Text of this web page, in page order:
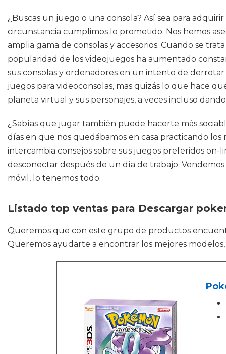
¿Buscas un juego o una consola? Así sea para
circunstancia cumplimos lo prometido. Nos hemos
amplia gama de consolas y accesorios. Cuando se
popularidad de los videojuegos ha aumentado
sus consolas y ordenadores en un intento de
juegos para videoconsolas, mas quizás lo que hace
planeta virtual y sus personajes, a veces incluso
¿Sabías que jugar también puede hacerte más
días en que nos quedábamos en casa practicando
intercambia consejos sobre sus juegos preferidos
desconectar después de un día de trabajo.
móvil, lo tenemos todo.
Listado top ventas para Descargar
Queremos que con este grupo de productos
Queremos ayudarte a encontrar los mejores